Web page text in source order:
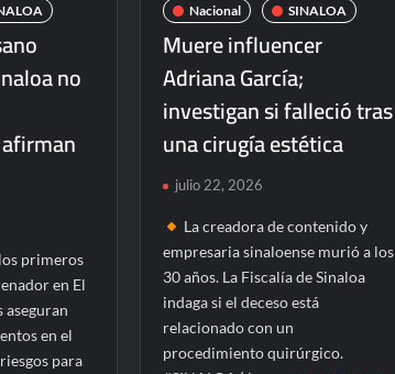
no
primeros
en El
aseguran
en el
para
Nacional SINALOA
Muere influencer
Adriana García;
investigan si falleció tras
una cirugía estética
julio 22, 2026
La creadora de contenido y
empresaria sinaloense murió a los
30 años. La Fiscalía de Sinaloa
indaga si el deceso está
relacionado con un
procedimiento quirúrgico.